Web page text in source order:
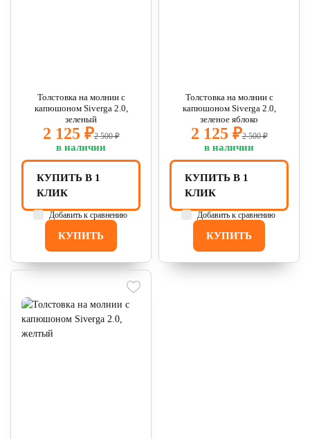
Толстовка на молнии с
капюшоном Siverga 2.0,
зеленый
2 125 ₽2 500 ₽
в наличии
КУПИТЬ
КУПИТЬ В 1
КЛИК
Добавить к сравнению
Толстовка на молнии с
капюшоном Siverga 2.0,
зеленое яблоко
2 125 ₽2 500 ₽
в наличии
КУПИТЬ
КУПИТЬ В 1
КЛИК
Добавить к сравнению